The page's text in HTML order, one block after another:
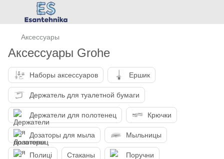
Аксессуары
Аксессуары Grohe
Наборы аксессуаров Ершик
Держатель для туалетной бумаги
Держатели для полотенец Крючки
Дозаторы для мыла Мыльницы
Полиці Стаканы Поручни